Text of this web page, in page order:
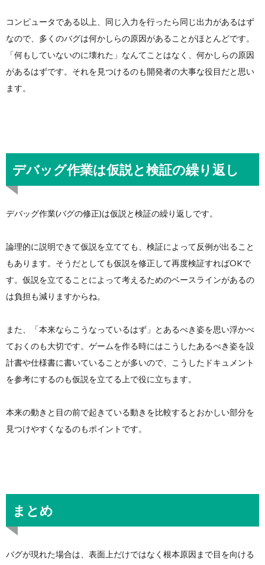
コンピュータである以上、同じ入力を行ったら同じ出力があるはず
なので、多くのバグは何かしらの原因があることがほとんどです。
「何もしていないのに壊れた」なんてことはなく、何かしらの原因
があるはずです。それを見つけるのも開発者の大事な役目だと思い
ます。
デバッグ作業は仮説と検証の繰り返し
デバッグ作業(バグの修正)は仮説と検証の繰り返しです。
論理的に説明できて仮説を立てても、検証によって反例が出ること
もあります。そうだとしても仮説を修正して再度検証すればOKで
す。仮説を立てることによって考えるためのベースラインがあるの
は負担も減りますからね。
また、「本来ならこうなっているはず」とあるべき姿を思い浮かべ
ておくのも大切です。ゲームを作る時にはこうしたあるべき姿を設
計書や仕様書に書いていることが多いので、こうしたドキュメント
を参考にするのも仮説を立てる上で役に立ちます。
本来の動きと目の前で起きている動きを比較するとおかしい部分を
見つけやすくなるのもポイントです。
まとめ
バグが現れた場合は、表面上だけではなく根本原因まで目を向ける